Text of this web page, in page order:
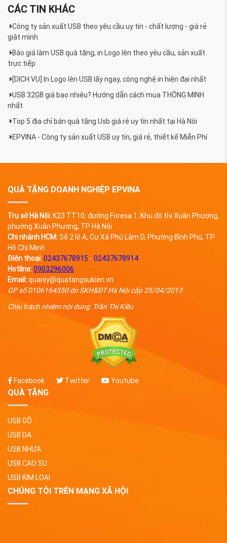
CÁC TIN KHÁC
Công ty sản xuất USB theo yêu cầu uy tín - chất lượng - giá rẻ
giật mình
Báo giá làm USB quà tặng, in Logo lên theo yêu cầu, sản xuất
trực tiếp
[DỊCH VỤ] In Logo lên USB lấy ngay, công nghệ in hiện đại nhất
USB 32GB giá bao nhiêu? Hướng dẫn cách mua THÔNG MINH
nhất
​Top 5 địa chỉ bán quà tặng Usb giá rẻ uy tín nhất tại Hà Nội
EPVINA - Công ty sản xuất USB uy tín, giá rẻ, thiết kế Miễn Phí
QUÀ TẶNG DOANH NGHIỆP EPVINA
Trụ sở Hà Nội:K23 TT10, đường Foresa 1, Khu đô thị Xuân Phương,
phường Xuân Phương, TP Hà Nội
Chi nhánh HCM:Số 2 lô A, Cư Xá Phú Lâm D, Phường Bình Phú, TP
Hồ Chí Minh
Điện thoại:02437678915 - 02437678914
Hotline:0903296006
Email:quanly@quatangsukien.vn
GP số 0106164350 do SKH&ĐT Hà Nội cấp 25/04/2013
Chịu trách nhiệm nội dung: Trần Thị Kiều
Facebook Twitter Youtube
QUÀ TẶNG
USB GỖ
USB DA
USB NHỰA
USB CAO SU
USB KIM LOẠI
CHÚNG TÔI TRÊN MẠNG XÃ HỘI